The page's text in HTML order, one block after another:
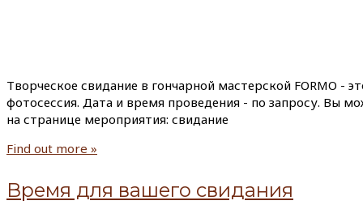
Творческое свидание в гончарной мастерской FORMO -
фотосессия. Дата и время проведения - по запросу. Вы
на странице мероприятия: свидание
Find out more »
Время для вашего свидания